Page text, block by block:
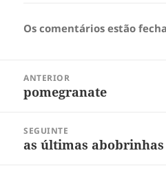
Os comentários estão
ANTERIOR
Post
pomegranate
SEGUINTE
Próximo
as últimas